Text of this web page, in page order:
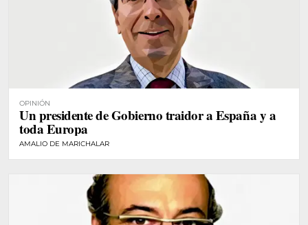
OPINIÓN
Un presidente de Gobierno traidor a España y a
toda Europa
AMALIO DE MARICHALAR